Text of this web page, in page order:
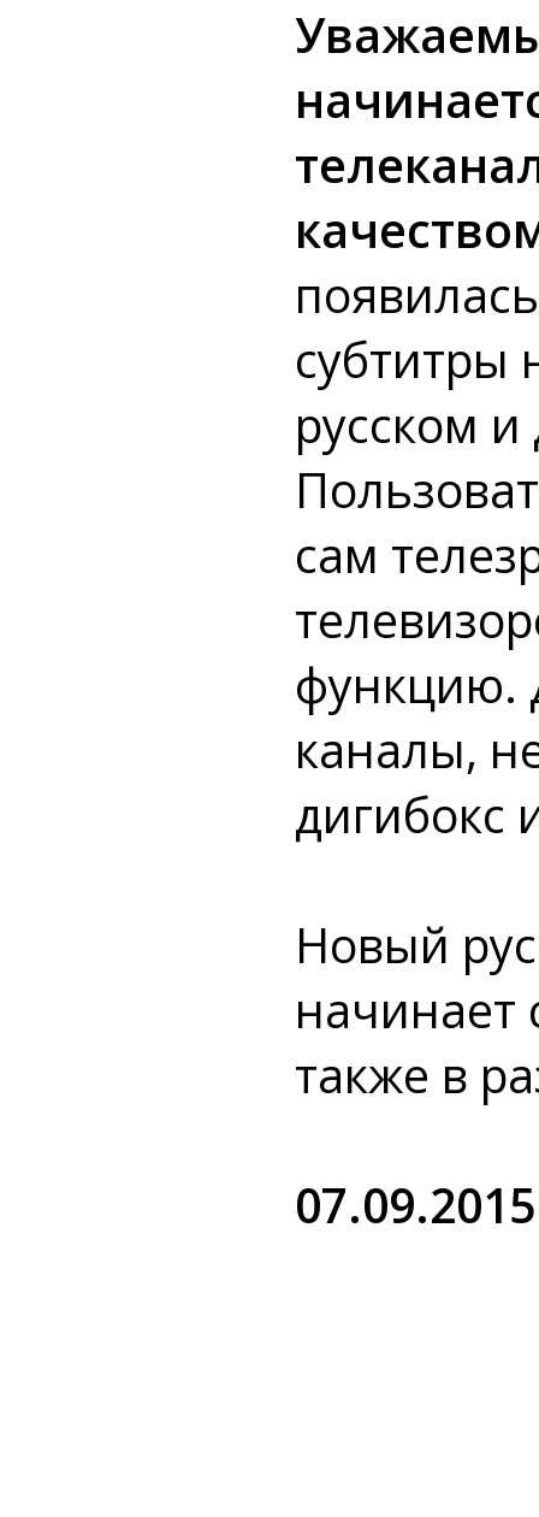
субтитры
русском
сам
функцию.
каналы,
дигибокс
Новый
начинает
также в
07.09.2015